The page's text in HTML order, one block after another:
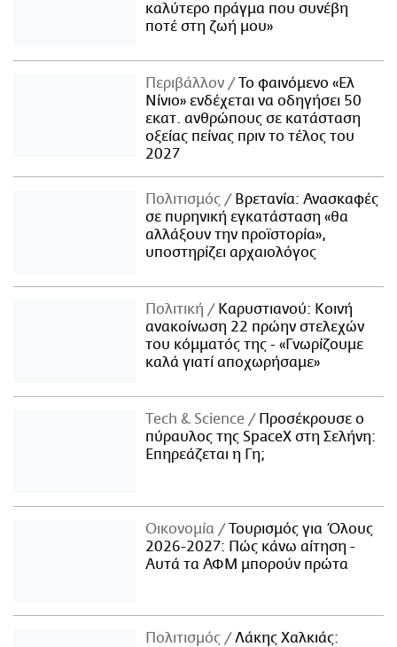
καλύτερο πράγμα που συνέβη
ποτέ στη ζωή μου»
Περιβάλλον
Το φαινόμενο «Ελ
Νίνιο» ενδέχεται να οδηγήσει 50
εκατ. ανθρώπους σε κατάσταση
οξείας πείνας πριν το τέλος του
2027
Πολιτισμός
Βρετανία: Ανασκαφές
σε πυρηνική εγκατάσταση «θα
αλλάξουν την προϊστορία»,
υποστηρίζει αρχαιολόγος
Πολιτική
Καρυστιανού: Κοινή
ανακοίνωση 22 πρώην στελεχών
του κόμματός της - «Γνωρίζουμε
καλά γιατί αποχωρήσαμε»
Τech & Science
Προσέκρουσε ο
πύραυλος της SpaceX στη Σελήνη:
Επηρεάζεται η Γη;
Οικονομία
Τουρισμός για Όλους
2026-2027: Πώς κάνω αίτηση -
Αυτά τα ΑΦΜ μπορούν πρώτα
Πολιτισμός
Λάκης Χαλκιάς: